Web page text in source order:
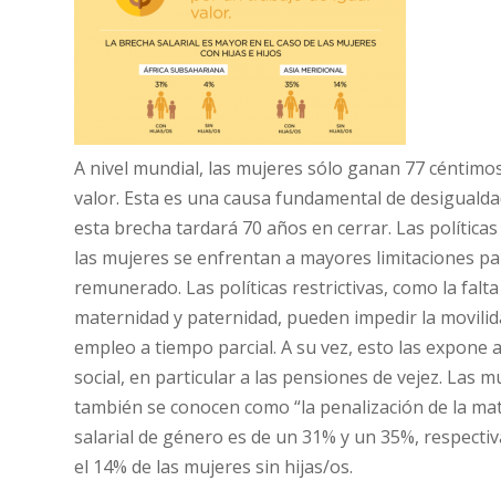
A nivel mundial, las mujeres sólo ganan 77
valor. Esta es una causa fundamental de
esta brecha tardará 70 años en cerrar. Las
las mujeres se enfrentan a mayores limitaciones
remunerado. Las políticas restrictivas, como la
maternidad y paternidad, pueden impedir la
empleo a tiempo parcial. A su vez, esto las expone
social, en particular a las pensiones de vejez. Las
también se conocen como “la penalización de la
salarial de género es de un 31% y un 35%,
el 14% de las mujeres sin hijas/os.